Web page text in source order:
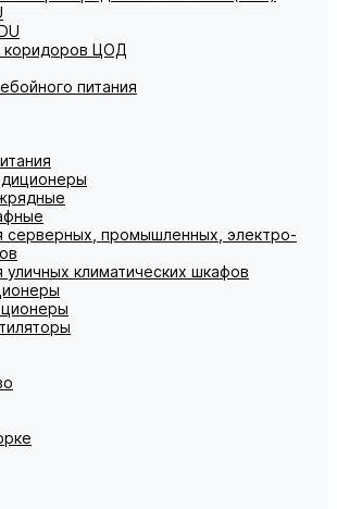
коридоров ЦОД
питания
серверных, промышленных, электро-
климатических шкафов